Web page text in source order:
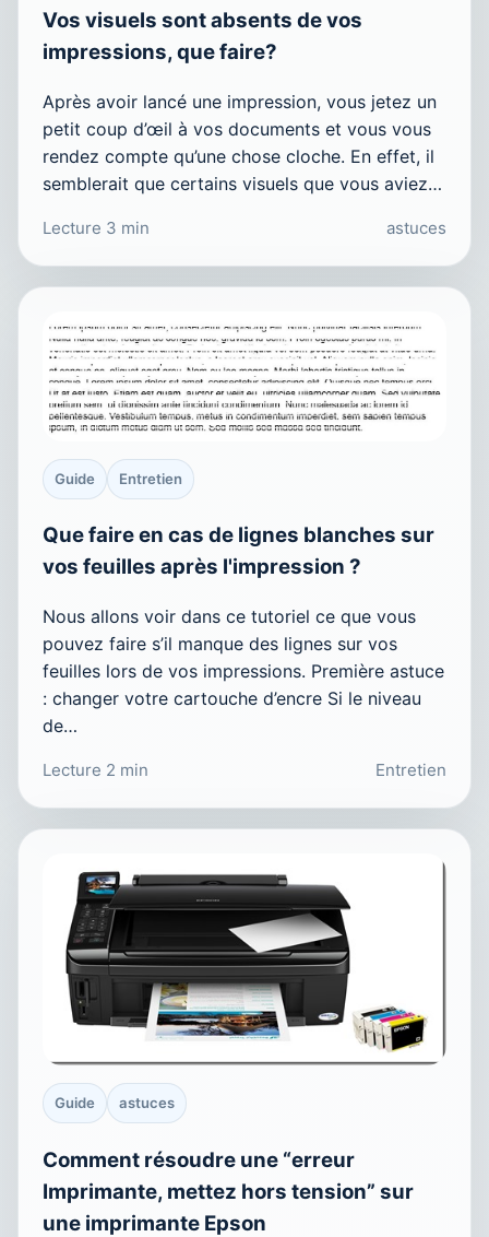
Vos visuels sont absents de vos
impressions, que faire?
Après avoir lancé une impression, vous jetez un
petit coup d’œil à vos documents et vous vous
rendez compte qu’une chose cloche. En effet, il
semblerait que certains visuels que vous aviez…
Lecture 3 min astuces
Guide Entretien
Que faire en cas de lignes blanches sur
vos feuilles après l'impression ?
Nous allons voir dans ce tutoriel ce que vous
pouvez faire s’il manque des lignes sur vos
feuilles lors de vos impressions. Première astuce
: changer votre cartouche d’encre Si le niveau
de…
Lecture 2 min Entretien
Guide astuces
Comment résoudre une “erreur
Imprimante, mettez hors tension” sur
une imprimante Epson